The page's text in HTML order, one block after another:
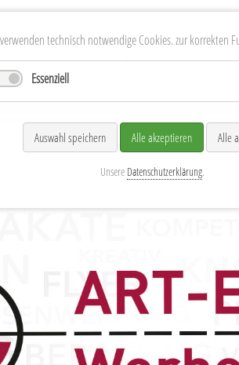
Navigation
LEISTUNGEN KONTAKT
technisch notwendige Cookies. zur korrekten
Essenziell
Auswahl speichern Alle akzeptieren Alle
Unsere Datenschutzerklärung.